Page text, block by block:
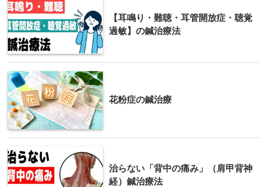
【耳鳴り・難聴・耳管開放症・聴覚
過敏】の鍼治療法
花粉症の鍼治療
治らない「背中の痛み」（肩甲背神
経）鍼治療法